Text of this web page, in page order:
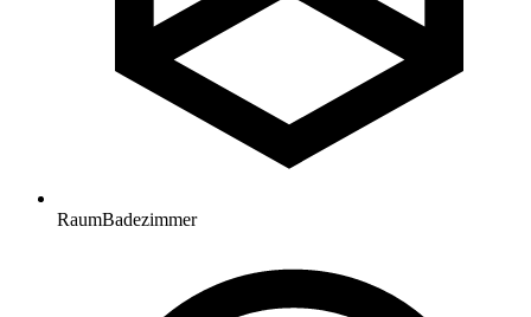
RaumBadezimmer